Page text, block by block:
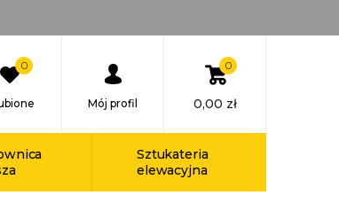
0
Mój profil
0
0,00 zł
Sztukateria
elewacyjna